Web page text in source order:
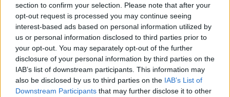
section to confirm your selection. Please note that after your
opt-out request is processed you may continue seeing
interest-based ads based on personal information utilized by
us or personal information disclosed to third parties prior to
your opt-out. You may separately opt-out of the further
disclosure of your personal information by third parties on the
IAB’s list of downstream participants. This information may
also be disclosed by us to third parties on the IAB’s List of
Downstream Participants that may further disclose it to other
Az atomerőmű egyetlen hatása a környezetre, hogy a
Duna vizét némileg felmelegíti